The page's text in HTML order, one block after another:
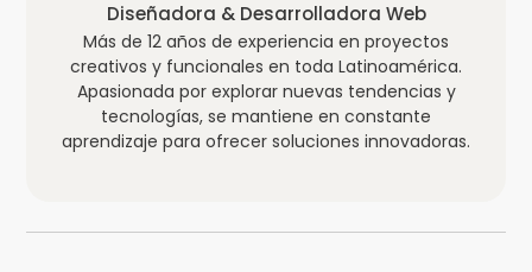
Diseñadora & Desarrolladora Web
Más de 12 años de experiencia en proyectos
creativos y funcionales en toda Latinoamérica.
Apasionada por explorar nuevas tendencias y
tecnologías, se mantiene en constante
aprendizaje para ofrecer soluciones innovadoras.